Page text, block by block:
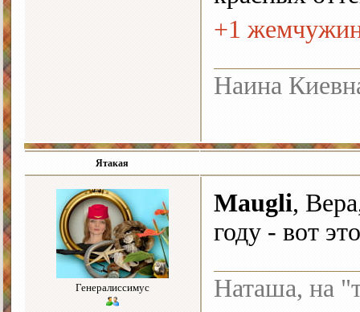
+1
Наина
Ятакая
Генералиссимус
Maugli,
году - вот
Наташа, на